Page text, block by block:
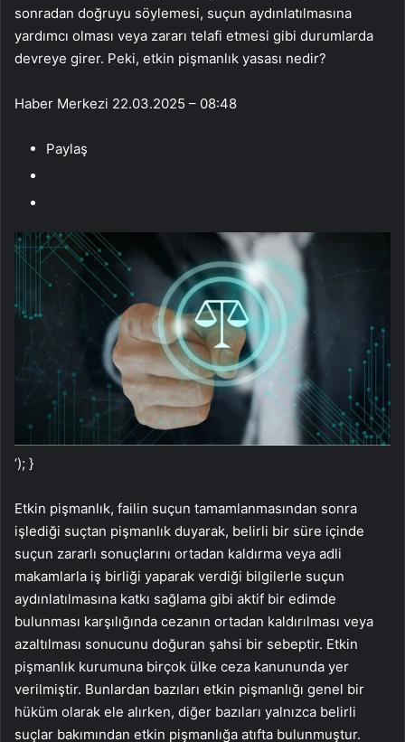
sonradan doğruyu söylemesi, suçun aydınlatılmasına
yardımcı olması veya zararı telafi etmesi gibi durumlarda
devreye girer. Peki, etkin pişmanlık yasası nedir?
Haber Merkezi 22.03.2025 – 08:48
Paylaş
‘); }
Etkin pişmanlık, failin suçun tamamlanmasından sonra
işlediği suçtan pişmanlık duyarak, belirli bir süre içinde
suçun zararlı sonuçlarını ortadan kaldırma veya adli
makamlarla iş birliği yaparak verdiği bilgilerle suçun
aydınlatılmasına katkı sağlama gibi aktif bir edimde
bulunması karşılığında cezanın ortadan kaldırılması veya
azaltılması sonucunu doğuran şahsi bir sebeptir. Etkin
pişmanlık kurumuna birçok ülke ceza kanununda yer
verilmiştir. Bunlardan bazıları etkin pişmanlığı genel bir
hüküm olarak ele alırken, diğer bazıları yalnızca belirli
suçlar bakımından etkin pişmanlığa atıfta bulunmuştur.